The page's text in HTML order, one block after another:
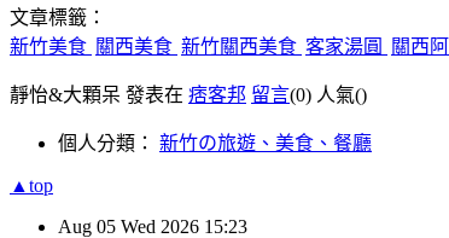
文章標籤：
新竹美食 關西美食 新竹關西美食 客家湯圓 關西
靜怡&大顆呆 發表在 痞客邦 留言(0) 人氣()
個人分類： 新竹の旅遊、美食、餐廳
▲top
Aug 05 Wed 2026 15:23